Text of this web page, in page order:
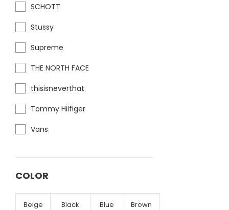
SCHOTT
Stussy
Supreme
THE NORTH FACE
thisisneverthat
Tommy Hilfiger
Vans
COLOR
Beige Black Blue Brown